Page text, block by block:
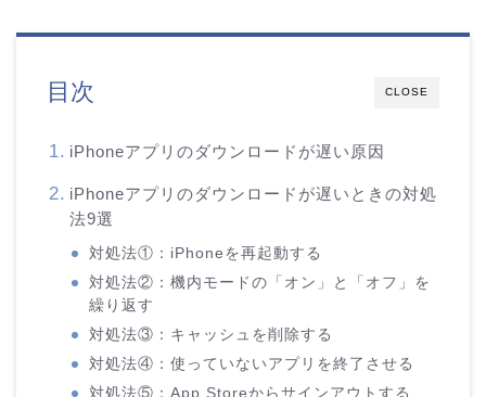
CLOSE
目次
iPhoneアプリのダウンロードが遅い原因
iPhoneアプリのダウンロードが遅いときの対処
法9選
対処法①：iPhoneを再起動する
対処法②：機内モードの「オン」と「オフ」を
繰り返す
対処法③：キャッシュを削除する
対処法④：使っていないアプリを終了させる
対処法⑤：App Storeからサインアウトする